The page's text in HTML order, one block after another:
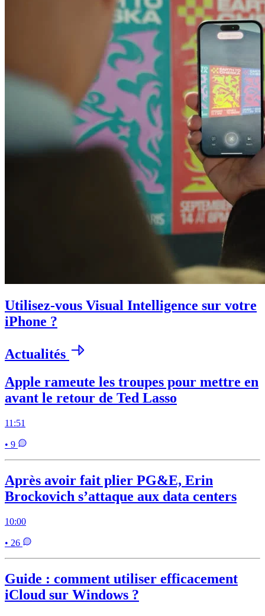
Utilisez-vous Visual Intelligence sur votre
iPhone ?
Actualités
Apple rameute les troupes pour mettre en
avant le retour de Ted Lasso
11:51
• 9
Après avoir fait plier PG&E, Erin
Brockovich s’attaque aux data centers
10:00
• 26
Guide : comment utiliser efficacement
iCloud sur Windows ?